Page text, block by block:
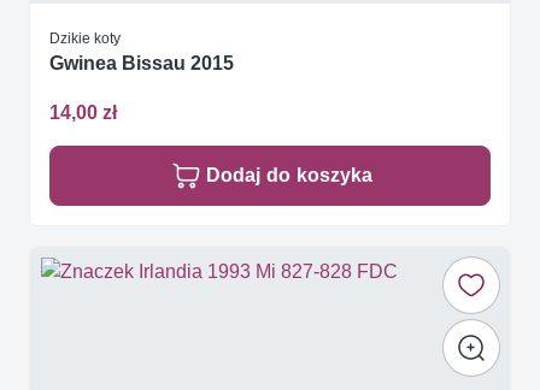
Dzikie koty
Gwinea Bissau 2015
14,00 zł
Dodaj do koszyka